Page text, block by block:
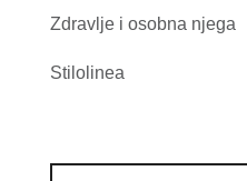
Zdravlje i osobna njega
Stilolinea